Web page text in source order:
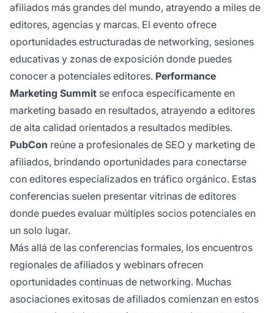
afiliados más grandes del mundo, atrayendo a miles de
editores, agencias y marcas. El evento ofrece
oportunidades estructuradas de networking, sesiones
educativas y zonas de exposición donde puedes
conocer a potenciales editores. Performance
Marketing Summit se enfoca específicamente en
marketing basado en resultados, atrayendo a editores
de alta calidad orientados a resultados medibles.
PubCon reúne a profesionales de SEO y marketing de
afiliados, brindando oportunidades para conectarse
con editores especializados en tráfico orgánico. Estas
conferencias suelen presentar vitrinas de editores
donde puedes evaluar múltiples socios potenciales en
un solo lugar.
Más allá de las conferencias formales, los encuentros
regionales de afiliados y webinars ofrecen
oportunidades continuas de networking. Muchas
asociaciones exitosas de afiliados comienzan en estos